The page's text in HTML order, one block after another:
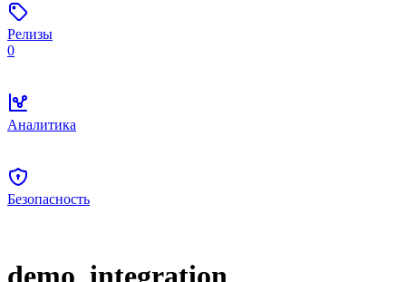
Релизы
0
Аналитика
Безопасность